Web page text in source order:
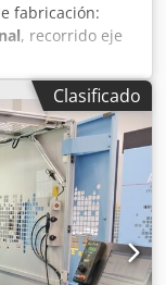
fabricación:
, recorrido eje
, carrera de la
2005
Y = 250 mm, Z
mm, Y = 400
kg Peso máx.
190 –
de trabajo
Ra 0,2
Clasificado